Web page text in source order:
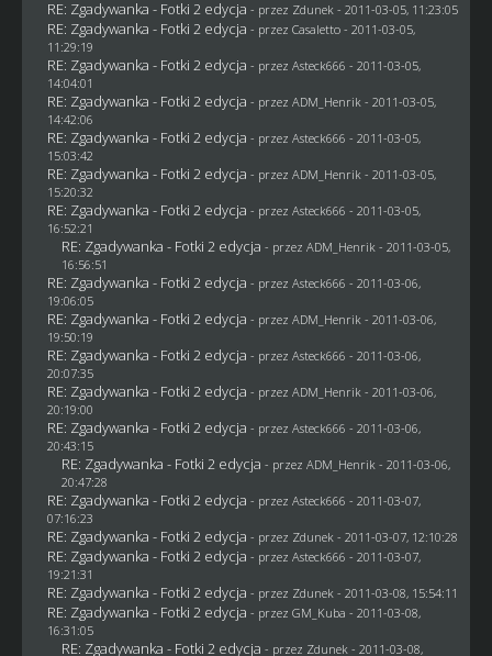
RE: Zgadywanka - Fotki 2 edycja - przez Zdunek - 2011-03-05, 11:23:05
RE: Zgadywanka - Fotki 2 edycja - przez Casaletto- 2011-03-05,
11:29:19
RE: Zgadywanka - Fotki 2 edycja - przez Asteck666 - 2011-03-05,
14:04:01
RE: Zgadywanka - Fotki 2 edycja - przez ADM_Henrik - 2011-03-05,
14:42:06
RE: Zgadywanka - Fotki 2 edycja - przez Asteck666 - 2011-03-05,
15:03:42
RE: Zgadywanka - Fotki 2 edycja - przez ADM_Henrik - 2011-03-05,
15:20:32
RE: Zgadywanka - Fotki 2 edycja - przez Asteck666 - 2011-03-05,
16:52:21
RE: Zgadywanka - Fotki 2 edycja - przez ADM_Henrik - 2011-03-05,
16:56:51
RE: Zgadywanka - Fotki 2 edycja - przez Asteck666 - 2011-03-06,
19:06:05
RE: Zgadywanka - Fotki 2 edycja - przez ADM_Henrik - 2011-03-06,
19:50:19
RE: Zgadywanka - Fotki 2 edycja - przez Asteck666 - 2011-03-06,
20:07:35
RE: Zgadywanka - Fotki 2 edycja - przez ADM_Henrik - 2011-03-06,
20:19:00
RE: Zgadywanka - Fotki 2 edycja - przez Asteck666 - 2011-03-06,
20:43:15
RE: Zgadywanka - Fotki 2 edycja - przez ADM_Henrik - 2011-03-06,
20:47:28
RE: Zgadywanka - Fotki 2 edycja - przez Asteck666 - 2011-03-07,
07:16:23
RE: Zgadywanka - Fotki 2 edycja - przez Zdunek - 2011-03-07, 12:10:28
RE: Zgadywanka - Fotki 2 edycja - przez Asteck666 - 2011-03-07,
19:21:31
RE: Zgadywanka - Fotki 2 edycja - przez Zdunek - 2011-03-08, 15:54:11
RE: Zgadywanka - Fotki 2 edycja - przez GM_Kuba - 2011-03-08,
16:31:05
RE: Zgadywanka - Fotki 2 edycja - przez Zdunek - 2011-03-08,